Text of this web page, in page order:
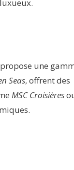
une
Seas, offrent des
MSC Croisières